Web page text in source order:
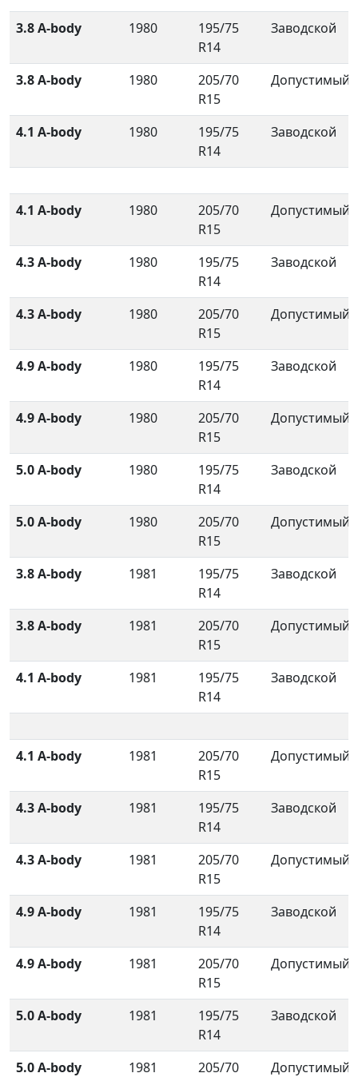
3.8 A-body
1980
195/75
R14
Заводской
3.8 A-body 1980
205/70
R15
Допустимый
4.1 A-body 1980
195/75
R14
Заводской
4.1 A-body 1980
205/70
R15
Допустимый
4.3 A-body 1980
195/75
R14
Заводской
4.3 A-body 1980
205/70
R15
Допустимый
4.9 A-body 1980
195/75
R14
Заводской
4.9 A-body 1980
205/70
R15
Допустимый
5.0 A-body 1980
195/75
R14
Заводской
5.0 A-body 1980
205/70
R15
Допустимый
3.8 A-body 1981
195/75
R14
Заводской
3.8 A-body 1981
205/70
R15
Допустимый
4.1 A-body 1981
195/75
R14
Заводской
4.1 A-body 1981
205/70
R15
Допустимый
4.3 A-body 1981
195/75
R14
Заводской
4.3 A-body 1981
205/70
R15
Допустимый
4.9 A-body 1981
195/75
R14
Заводской
4.9 A-body 1981
205/70
R15
Допустимый
5.0 A-body 1981
195/75
R14
Заводской
5.0 A-body 1981
205/70
Допустимый